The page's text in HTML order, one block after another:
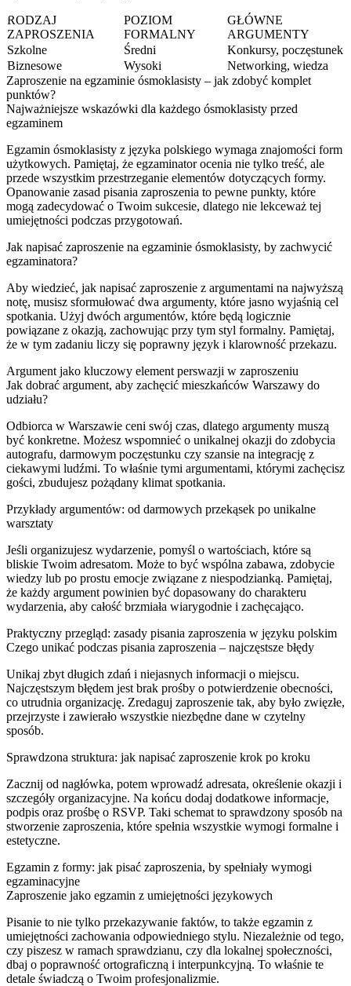
RODZAJ
ZAPROSZENIA
POZIOM
FORMALNY
GŁÓWNE
ARGUMENTY
Szkolne
Średni
Konkursy, poczęstunek
Biznesowe
Wysoki
Networking, wiedza
Zaproszenie na egzaminie ósmoklasisty – jak zdobyć komplet
punktów?
Najważniejsze wskazówki dla każdego ósmoklasisty przed
egzaminem
Egzamin ósmoklasisty z języka polskiego wymaga znajomości form
użytkowych. Pamiętaj, że egzaminator ocenia nie tylko treść, ale
przede wszystkim przestrzeganie elementów dotyczących formy.
Opanowanie zasad pisania zaproszenia to pewne punkty, które
mogą zadecydować o Twoim sukcesie, dlatego nie lekceważ tej
umiejętności podczas przygotowań.
Jak napisać zaproszenie na egzaminie ósmoklasisty, by zachwycić
egzaminatora?
Aby wiedzieć, jak napisać zaproszenie z argumentami na najwyższą
notę, musisz sformułować dwa argumenty, które jasno wyjaśnią cel
spotkania. Użyj dwóch argumentów, które będą logicznie
powiązane z okazją, zachowując przy tym styl formalny. Pamiętaj,
że w tym zadaniu liczy się poprawny język i klarowność przekazu.
Argument jako kluczowy element perswazji w zaproszeniu
Jak dobrać argument, aby zachęcić mieszkańców Warszawy do
udziału?
Odbiorca w Warszawie ceni swój czas, dlatego argumenty muszą
być konkretne. Możesz wspomnieć o unikalnej okazji do zdobycia
autografu, darmowym poczęstunku czy szansie na integrację z
ciekawymi ludźmi. To właśnie tymi argumentami, którymi zachęcisz
gości, zbudujesz pożądany klimat spotkania.
Przykłady argumentów: od darmowych przekąsek po unikalne
warsztaty
Jeśli organizujesz wydarzenie, pomyśl o wartościach, które są
bliskie Twoim adresatom. Może to być wspólna zabawa, zdobycie
wiedzy lub po prostu emocje związane z niespodzianką. Pamiętaj,
że każdy argument powinien być dopasowany do charakteru
wydarzenia, aby całość brzmiała wiarygodnie i zachęcająco.
Praktyczny przegląd: zasady pisania zaproszenia w języku polskim
Czego unikać podczas pisania zaproszenia – najczęstsze błędy
Unikaj zbyt długich zdań i niejasnych informacji o miejscu.
Najczęstszym błędem jest brak prośby o potwierdzenie obecności,
co utrudnia organizację. Zredaguj zaproszenie tak, aby było zwięzłe,
przejrzyste i zawierało wszystkie niezbędne dane w czytelny
sposób.
Sprawdzona struktura: jak napisać zaproszenie krok po kroku
Zacznij od nagłówka, potem wprowadź adresata, określenie okazji i
szczegóły organizacyjne. Na końcu dodaj dodatkowe informacje,
podpis oraz prośbę o RSVP. Taki schemat to sprawdzony sposób na
stworzenie zaproszenia, które spełnia wszystkie wymogi formalne i
estetyczne.
Egzamin z formy: jak pisać zaproszenia, by spełniały wymogi
egzaminacyjne
Zaproszenie jako egzamin z umiejętności językowych
Pisanie to nie tylko przekazywanie faktów, to także egzamin z
umiejętności zachowania odpowiedniego stylu. Niezależnie od tego,
czy piszesz w ramach sprawdzianu, czy dla lokalnej społeczności,
dbaj o poprawność ortograficzną i interpunkcyjną. To właśnie te
detale świadczą o Twoim profesjonalizmie.